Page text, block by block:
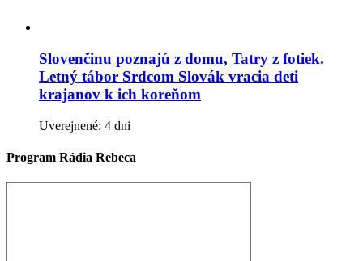
Slovenčinu poznajú z domu, Tatry z fotiek.
Letný tábor Srdcom Slovák vracia deti
krajanov k ich koreňom
Uverejnené: 4 dni
Program Rádia Rebeca